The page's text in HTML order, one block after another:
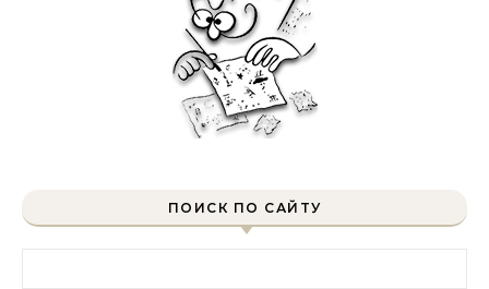
ПОИСК ПО САЙТУ